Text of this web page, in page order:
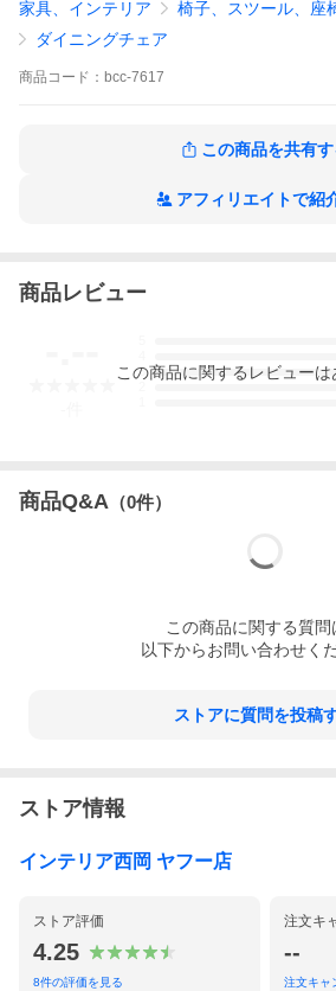
家具、インテリア
椅子、スツール、座
ダイニングチェア
商品 コード： bcc-7617
この商品を共有す
アフィリエイトで紹
商品レビュー
3
この商品に関するレビューは
商品Q&A （0件）
この商品に関する質問
以下からお問い合わせく
ストアに質問を投稿
ストア情報
インテリア西岡 ヤフー店
ストア評価
4.25
8件の評価を見る
注文キ
--
注文キャ